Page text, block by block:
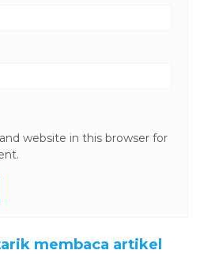
website in this browser for
membaca artikel